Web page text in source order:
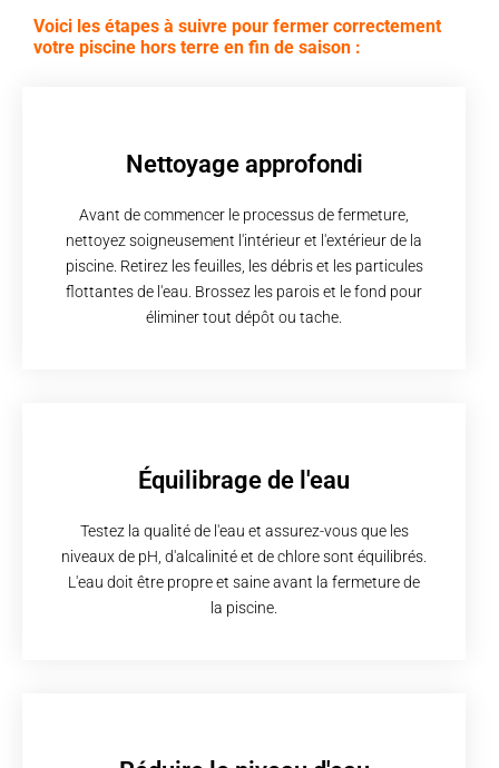
Voici les étapes à suivre pour fermer correctement
votre piscine hors terre en fin de saison :
Nettoyage approfondi
Avant de commencer le processus de fermeture,
nettoyez soigneusement l'intérieur et l'extérieur de la
piscine. Retirez les feuilles, les débris et les particules
flottantes de l'eau. Brossez les parois et le fond pour
éliminer tout dépôt ou tache.
Équilibrage de l'eau
Testez la qualité de l'eau et assurez-vous que les
niveaux de pH, d'alcalinité et de chlore sont équilibrés.
L'eau doit être propre et saine avant la fermeture de
la piscine.